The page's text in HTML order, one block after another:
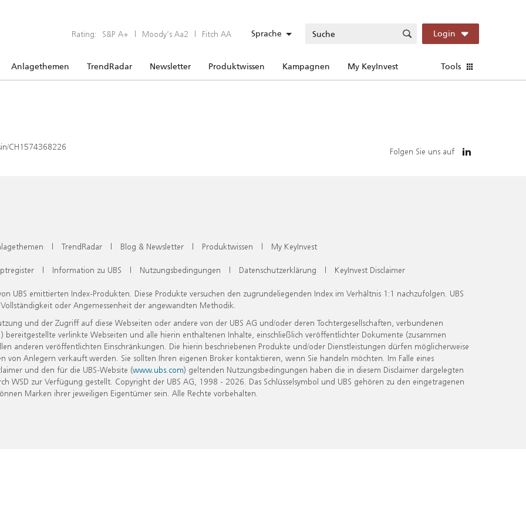
Rating: S&P A+ | Moody’s Aa2 | Fitch AA Sprache Login
Anlagethemen TrendRadar Newsletter Produktwissen Kampagnen My KeyInvest Tools
CH1574368226 Folgen Sie uns auf
| TrendRadar | Blog & Newsletter | Produktwissen | My KeyInvest
| Information zu UBS | Nutzungsbedingungen | Datenschutzerklärung | KeyInvest Disclaimer
UBS emittierten Index-Produkten. Diese Produkte versuchen den zugrundeliegenden Index im Verhältnis 1:1 nachzufolgen. UBS
oder Angemessenheit der angewandten Methodik.
und der Zugriff auf diese Webseiten oder andere von der UBS AG und/oder deren Tochtergesellschaften, verbundenen
verlinkte Webseiten und alle hierin enthaltenen Inhalte, einschließlich veröffentlichter Dokumente (zusammen
anderen veröffentlichten Einschränkungen. Die hierin beschriebenen Produkte und/oder Dienstleistungen dürfen möglicherweise
Anlegern verkauft werden. Sie sollten Ihren eigenen Broker kontaktieren, wenn Sie handeln möchten. Im Falle eines
und den für die UBS-Website (www.ubs.com) geltenden Nutzungsbedingungen haben die in diesem Disclaimer dargelegten
zur Verfügung gestellt. Copyright der UBS AG, 1998 - 2026. Das Schlüsselsymbol und UBS gehören zu den eingetragenen
Marken ihrer jeweiligen Eigentümer sein. Alle Rechte vorbehalten.